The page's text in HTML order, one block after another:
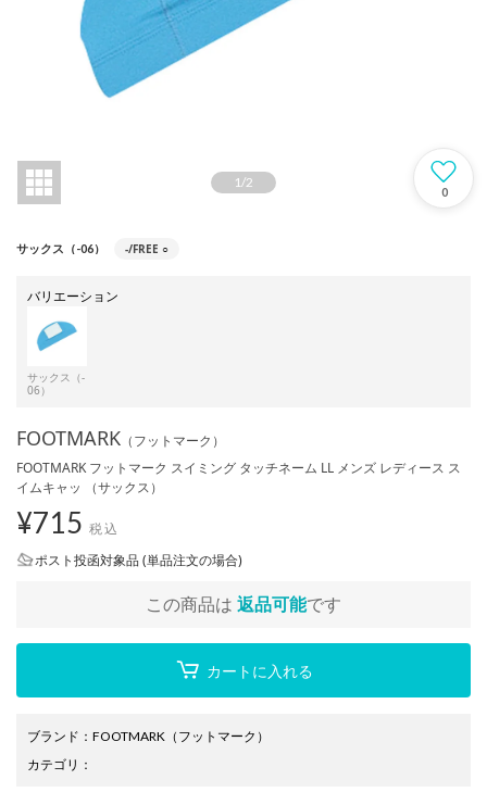
1 /2
0
サックス（-06） -/FREE ○
バリエーション
サックス（-
06）
FOOTMARK （フットマーク）
FOOTMARK フットマーク スイミング タッチネーム LL メンズ レディース ス
イムキャッ （サックス）
¥715 税込
ポスト投函対象品 (単品注文の場合)
この商品は 返品可能です
カートに入れる
ブランド ： FOOTMARK （フットマーク）
カテゴリ ：